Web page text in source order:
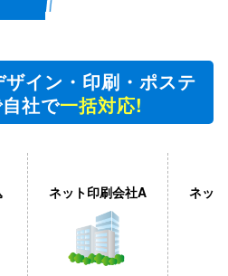
イン・印刷・ポステ
社で一括対応!
ネット印刷会社A ネッ